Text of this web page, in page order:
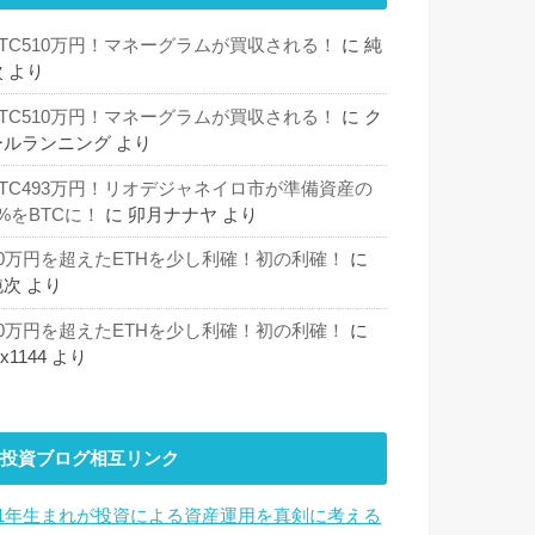
万円！マネーグラムが買収される！ に 純
より
万円！マネーグラムが買収される！ に ク
ルランニング より
万円！リオデジャネイロ市が準備資産の
をBTCに！
に 卯月ナナヤ より
万円を超えたETHを少し利確！初の利確！
に
より
万円を超えたETHを少し利確！初の利確！
に
より
投資ブログ相互リンク
年生まれが投資による資産運用を真剣に考える